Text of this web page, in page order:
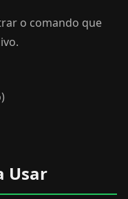
o comando que
Usar